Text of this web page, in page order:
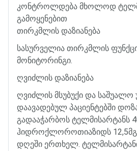
კონტროლდება მხოლოდ
გამოყენებით
თირკმლის დაზიანება
სასურველია თირკმლის
მონიტორინგი.
ღვიძლის დაზიანება
ღვიძლის მსუბუქი და საშუალო
დაავადებულ პაციენტებში
გადააჭარბოს ტელმისარტანს
ჰიდროქლოროთიაზიდს 12,5მგ
დღეში ერთხელ.